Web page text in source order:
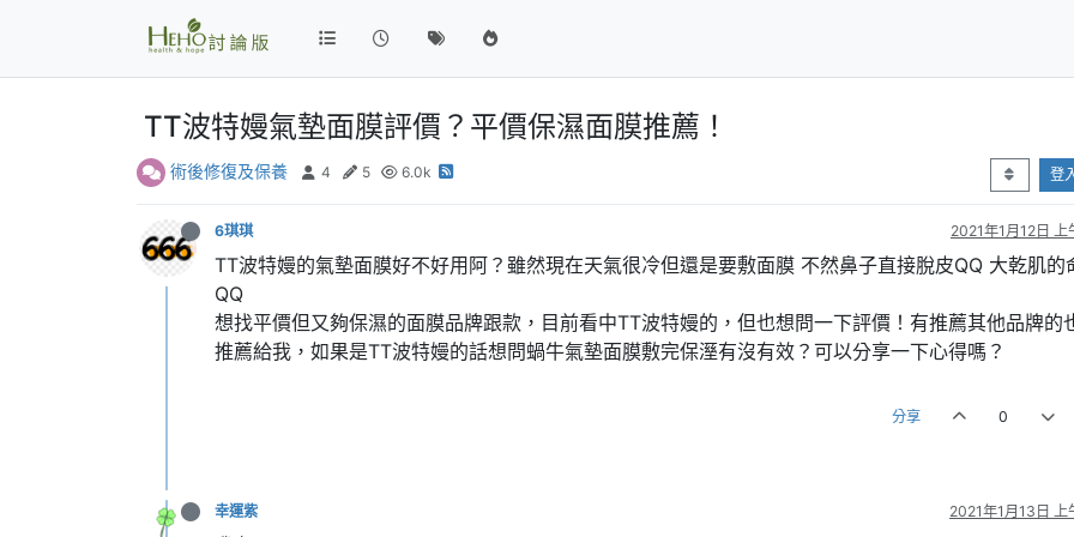
TT波特嫚氣墊面膜評價？平價保濕面膜推薦！
術後修復及保養 4 5 6.0k 登
6琪琪 2021年1月12日 上
TT波特嫚的氣墊面膜好不好用阿？雖然現在天氣很冷但還是要敷面膜 不然鼻子直接脫皮QQ 大乾肌的
QQ
想找平價但又夠保濕的面膜品牌跟款，目前看中TT波特嫚的，但也想問一下評價！有推薦其他品牌的
推薦給我，如果是TT波特嫚的話想問蝸牛氣墊面膜敷完保溼有沒有效？可以分享一下心得嗎？
分享 0
幸運紫 2021年1月13日 上